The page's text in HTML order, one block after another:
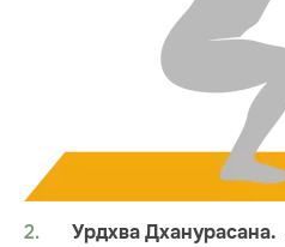
Урдхва Дханурасана.